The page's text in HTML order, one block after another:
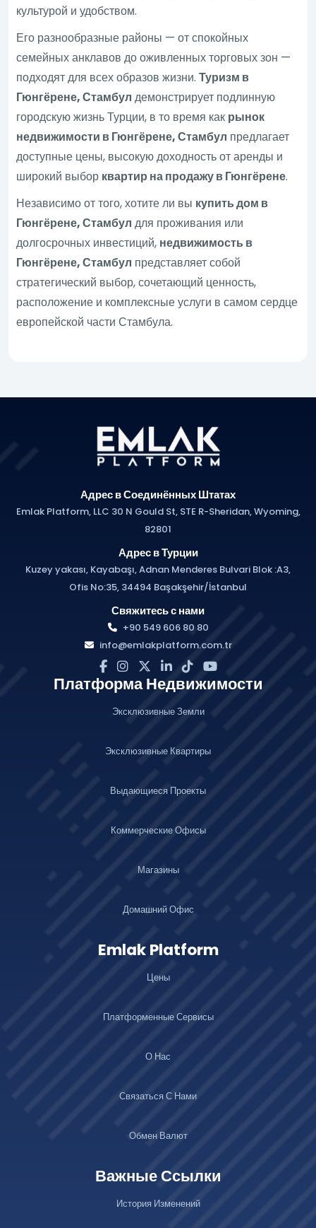
культурой и удобством.
Его разнообразные районы — от спокойных
семейных анклавов до оживленных торговых зон —
подходят для всех образов жизни.Туризм в
Гюнгёрене, Стамбул демонстрирует подлинную
городскую жизнь Турции, в то время как рынок
недвижимости в Гюнгёрене, Стамбул предлагает
доступные цены, высокую доходность от аренды и
широкий выбор квартир на продажу в Гюнгёрене.
Независимо от того, хотите ли вы купить дом в
Гюнгёрене, Стамбул для проживания или
долгосрочных инвестиций, недвижимость в
Гюнгёрене, Стамбул представляет собой
стратегический выбор, сочетающий ценность,
расположение и комплексные услуги в самом сердце
европейской части Стамбула.
Адрес в Соединённых Штатах
Emlak Platform, LLC 30 N Gould St, STE R-Sheridan, Wyoming,
82801
Адрес в Турции
Kuzey yakası, Kayabaşı, Adnan Menderes Bulvari Blok :A3,
Ofis No:35, 34494 Başakşehir/İstanbul
Свяжитесь с нами
+90 549 606 80 80
info@emlakplatform.com.tr
Платформа Недвижимости
Эксклюзивные Земли
Эксклюзивные Квартиры
Выдающиеся Проекты
Коммерческие Офисы
Магазины
Домашний Офис
Emlak Platform
Цены
Платформенные Сервисы
О Нас
Связаться С Нами
Обмен Валют
Важные Ссылки
История Изменений